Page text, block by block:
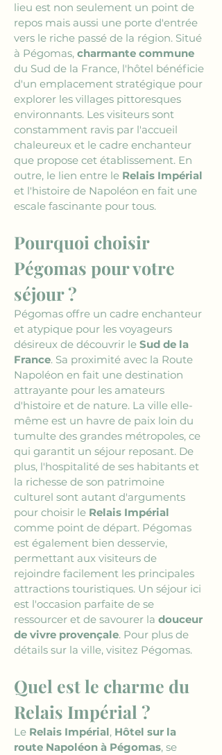
lieu est non seulement un point de
repos mais aussi une porte d'entrée
vers le riche passé de la région. Situé
à Pégomas, charmante commune
du Sud de la France, l'hôtel bénéficie
d'un emplacement stratégique pour
explorer les villages pittoresques
environnants. Les visiteurs sont
constamment ravis par l'accueil
chaleureux et le cadre enchanteur
que propose cet établissement. En
outre, le lien entre le Relais Impérial
et l'histoire de Napoléon en fait une
escale fascinante pour tous.
Pourquoi choisir
Pégomas pour votre
séjour ?
Pégomas offre un cadre enchanteur
et atypique pour les voyageurs
désireux de découvrir le Sud de la
France. Sa proximité avec la Route
Napoléon en fait une destination
attrayante pour les amateurs
d'histoire et de nature. La ville elle-
même est un havre de paix loin du
tumulte des grandes métropoles, ce
qui garantit un séjour reposant. De
plus, l'hospitalité de ses habitants et
la richesse de son patrimoine
culturel sont autant d'arguments
pour choisir le Relais Impérial
comme point de départ. Pégomas
est également bien desservie,
permettant aux visiteurs de
rejoindre facilement les principales
attractions touristiques. Un séjour ici
est l'occasion parfaite de se
ressourcer et de savourer la douceur
de vivre provençale. Pour plus de
détails sur la ville, visitez Pégomas.
Quel est le charme du
Relais Impérial ?
Le Relais Impérial, Hôtel sur la
route Napoléon à Pégomas, se